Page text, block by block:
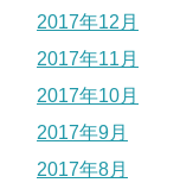
2017年12月
2017年11月
2017年10月
2017年9月
2017年8月